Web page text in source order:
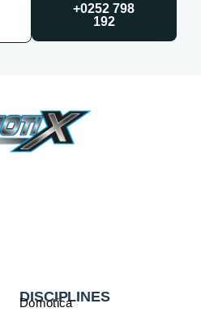
+0252 798
192
DISCIPLINES
Domotica